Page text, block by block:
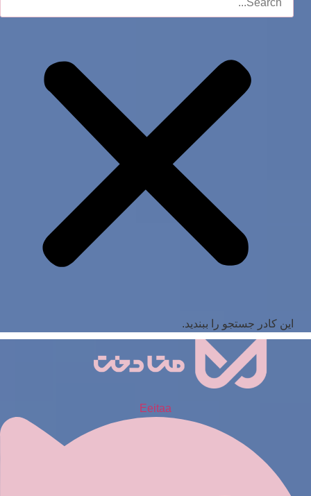
این کادر جستجو را ببندید.
Eeitaa